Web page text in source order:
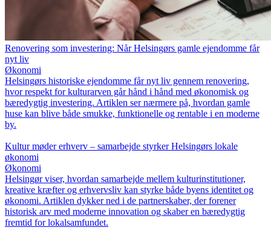
Renovering som investering: Når Helsingørs gamle ejendomme får
nyt liv
Økonomi
Helsingørs historiske ejendomme får nyt liv gennem renovering,
hvor respekt for kulturarven går hånd i hånd med økonomisk og
bæredygtig investering. Artiklen ser nærmere på, hvordan gamle
huse kan blive både smukke, funktionelle og rentable i en moderne
by.
Kultur møder erhverv – samarbejde styrker Helsingørs lokale
økonomi
Økonomi
Helsingør viser, hvordan samarbejde mellem kulturinstitutioner,
kreative kræfter og erhvervsliv kan styrke både byens identitet og
økonomi. Artiklen dykker ned i de partnerskaber, der forener
historisk arv med moderne innovation og skaber en bæredygtig
fremtid for lokalsamfundet.